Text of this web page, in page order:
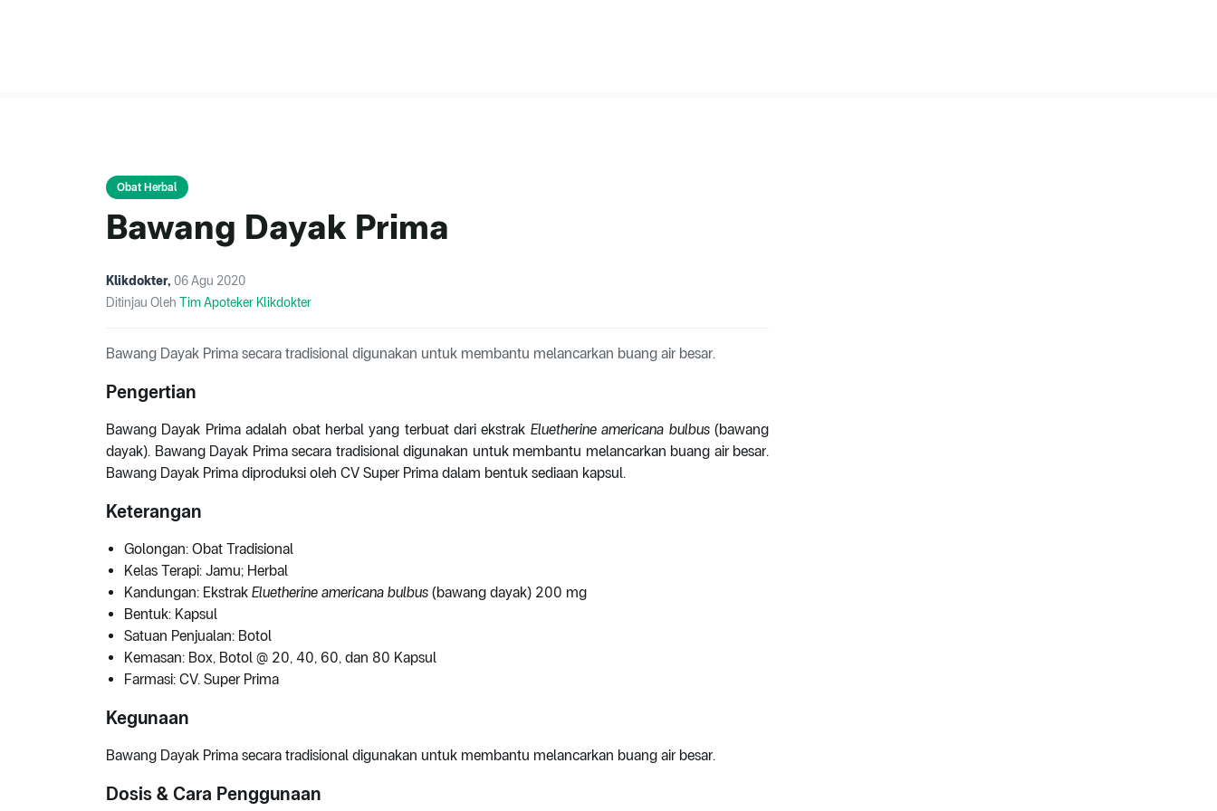
Obat Herbal
Bawang Dayak Prima
Klikdokter, 06 Agu 2020
Ditinjau Oleh Tim Apoteker Klikdokter
Bawang Dayak Prima secara tradisional digunakan untuk membantu melancarkan buang air besar.
Pengertian
Bawang Dayak Prima adalah obat herbal yang terbuat dari ekstrak Eluetherine americana bulbus(bawang
dayak). Bawang Dayak Prima secara tradisional digunakan untuk membantu melancarkan buang air besar.
Bawang Dayak Prima diproduksi oleh CV Super Prima dalam bentuk sediaan kapsul.
Keterangan
Golongan: Obat Tradisional
Kelas Terapi: Jamu; Herbal
Kandungan: Ekstrak Eluetherine americana bulbus (bawang dayak) 200 mg
Bentuk: Kapsul
Satuan Penjualan: Botol
Kemasan: Box, Botol @ 20, 40, 60, dan 80 Kapsul
Farmasi: CV. Super Prima
Kegunaan
Bawang Dayak Prima secara tradisional digunakan untuk membantu melancarkan buang air besar.
Dosis & Cara Penggunaan